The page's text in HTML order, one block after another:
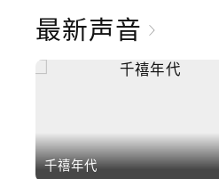
最新声音
千禧年代